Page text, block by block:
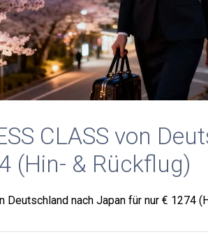
CLASS von
(Hin- & Rückflug)
Deutschland nach Japan für nur € 1274